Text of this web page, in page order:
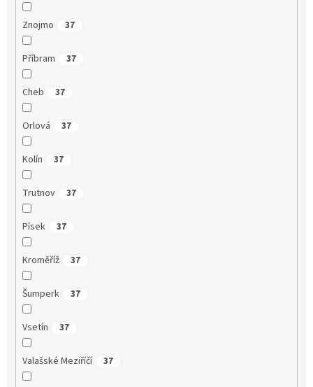
Znojmo 37
Příbram 37
Cheb 37
Orlová 37
Kolín 37
Trutnov 37
Písek 37
Kroměříž 37
Šumperk 37
Vsetín 37
Valašské Meziříčí 37